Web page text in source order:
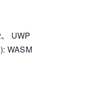
UWP
WASM